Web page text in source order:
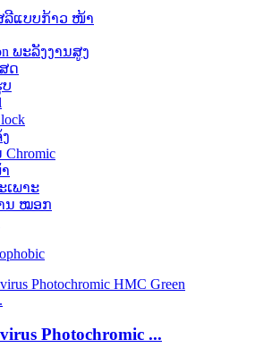
ລີແບບກ້າວ ໜ້າ
ພະລັງງານສູງ
ດ
ບ
ເພາະ
ນ ໝອກ
Photochromic ...